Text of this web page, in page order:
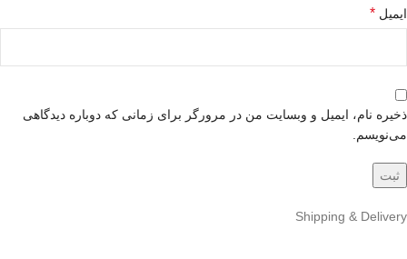
ایمیل *
ذخیره نام، ایمیل و وبسایت من در مرورگر برای زمانی که دوباره دیدگاهی
می‌نویسم.
Shipping & Delivery